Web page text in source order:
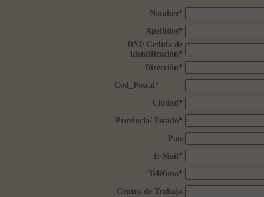
Nombre*
Apellidos*
DNI/ Cedula de
Identificación*
Dirección*
Cod_Postal *
Ciudad *
Provincia/ Estado*
País
E-Mail *
Teléfono*
Centro de Trabajo